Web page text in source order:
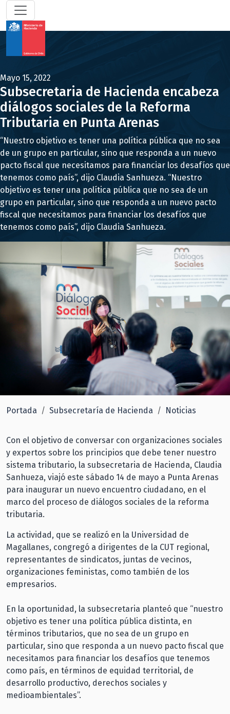
Mayo 15, 2022
Subsecretaria de Hacienda encabeza
diálogos sociales de la Reforma
Tributaria en Punta Arenas
“Nuestro objetivo es tener una política pública que no sea
de un grupo en particular, sino que responda a un nuevo
pacto fiscal que necesitamos para financiar los desafíos que
tenemos como país”, dijo Claudia Sanhueza. “Nuestro
objetivo es tener una política pública que no sea de un
grupo en particular, sino que responda a un nuevo pacto
fiscal que necesitamos para financiar los desafíos que
tenemos como país”, dijo Claudia Sanhueza.
Portada Subsecretaría de Hacienda Noticias
Con el objetivo de conversar con organizaciones sociales
y expertos sobre los principios que debe tener nuestro
sistema tributario, la subsecretaria de Hacienda, Claudia
Sanhueza, viajó este sábado 14 de mayo a Punta Arenas
para inaugurar un nuevo encuentro ciudadano, en el
marco del proceso de diálogos sociales de la reforma
tributaria.
La actividad, que se realizó en la Universidad de
Magallanes, congregó a dirigentes de la CUT regional,
representantes de sindicatos, juntas de vecinos,
organizaciones feministas, como también de los
empresarios.
En la oportunidad, la subsecretaria planteó que “nuestro
objetivo es tener una política pública distinta, en
términos tributarios, que no sea de un grupo en
particular, sino que responda a un nuevo pacto fiscal que
necesitamos para financiar los desafíos que tenemos
como país, en términos de equidad territorial, de
desarrollo productivo, derechos sociales y
medioambientales”.